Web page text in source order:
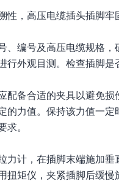
性，高压电缆插头插脚
、编号及高压电缆规格
行外观目测。检查插脚
配备合适的夹具以避免
的力值。保持该力值一
求。
力计，在插脚末端施加
扭矩仪，夹紧插脚后缓